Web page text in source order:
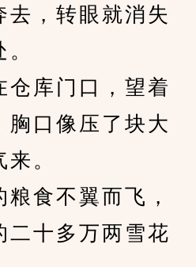
去，转眼就消失
库门口，望着
胸口像压了块大
。
食不翼而飞，
二十多万两雪花